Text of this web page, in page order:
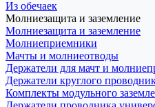
Из обечаек
Молниезащита и заземление
Молниезащита и заземление
Молниеприемники
Мачты и молниеотводы
Держатели для мачт и
Держатели круглого
Комплекты модульного